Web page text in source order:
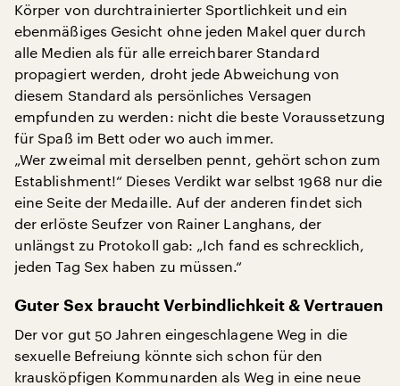
Körper von durchtrainierter Sportlichkeit und ein
ebenmäßiges Gesicht ohne jeden Makel quer durch
alle Medien als für alle erreichbarer Standard
propagiert werden, droht jede Abweichung von
diesem Standard als persönliches Versagen
empfunden zu werden: nicht die beste Voraussetzung
für Spaß im Bett oder wo auch immer.
„Wer zweimal mit derselben pennt, gehört schon zum
Establishment!“ Dieses Verdikt war selbst 1968 nur die
eine Seite der Medaille. Auf der anderen findet sich
der erlöste Seufzer von Rainer Langhans, der
unlängst zu Protokoll gab: „Ich fand es schrecklich,
jeden Tag Sex haben zu müssen.“
Guter Sex braucht Verbindlichkeit & Vertrauen
Der vor gut 50 Jahren eingeschlagene Weg in die
sexuelle Befreiung könnte sich schon für den
krausköpfigen Kommunarden als Weg in eine neue